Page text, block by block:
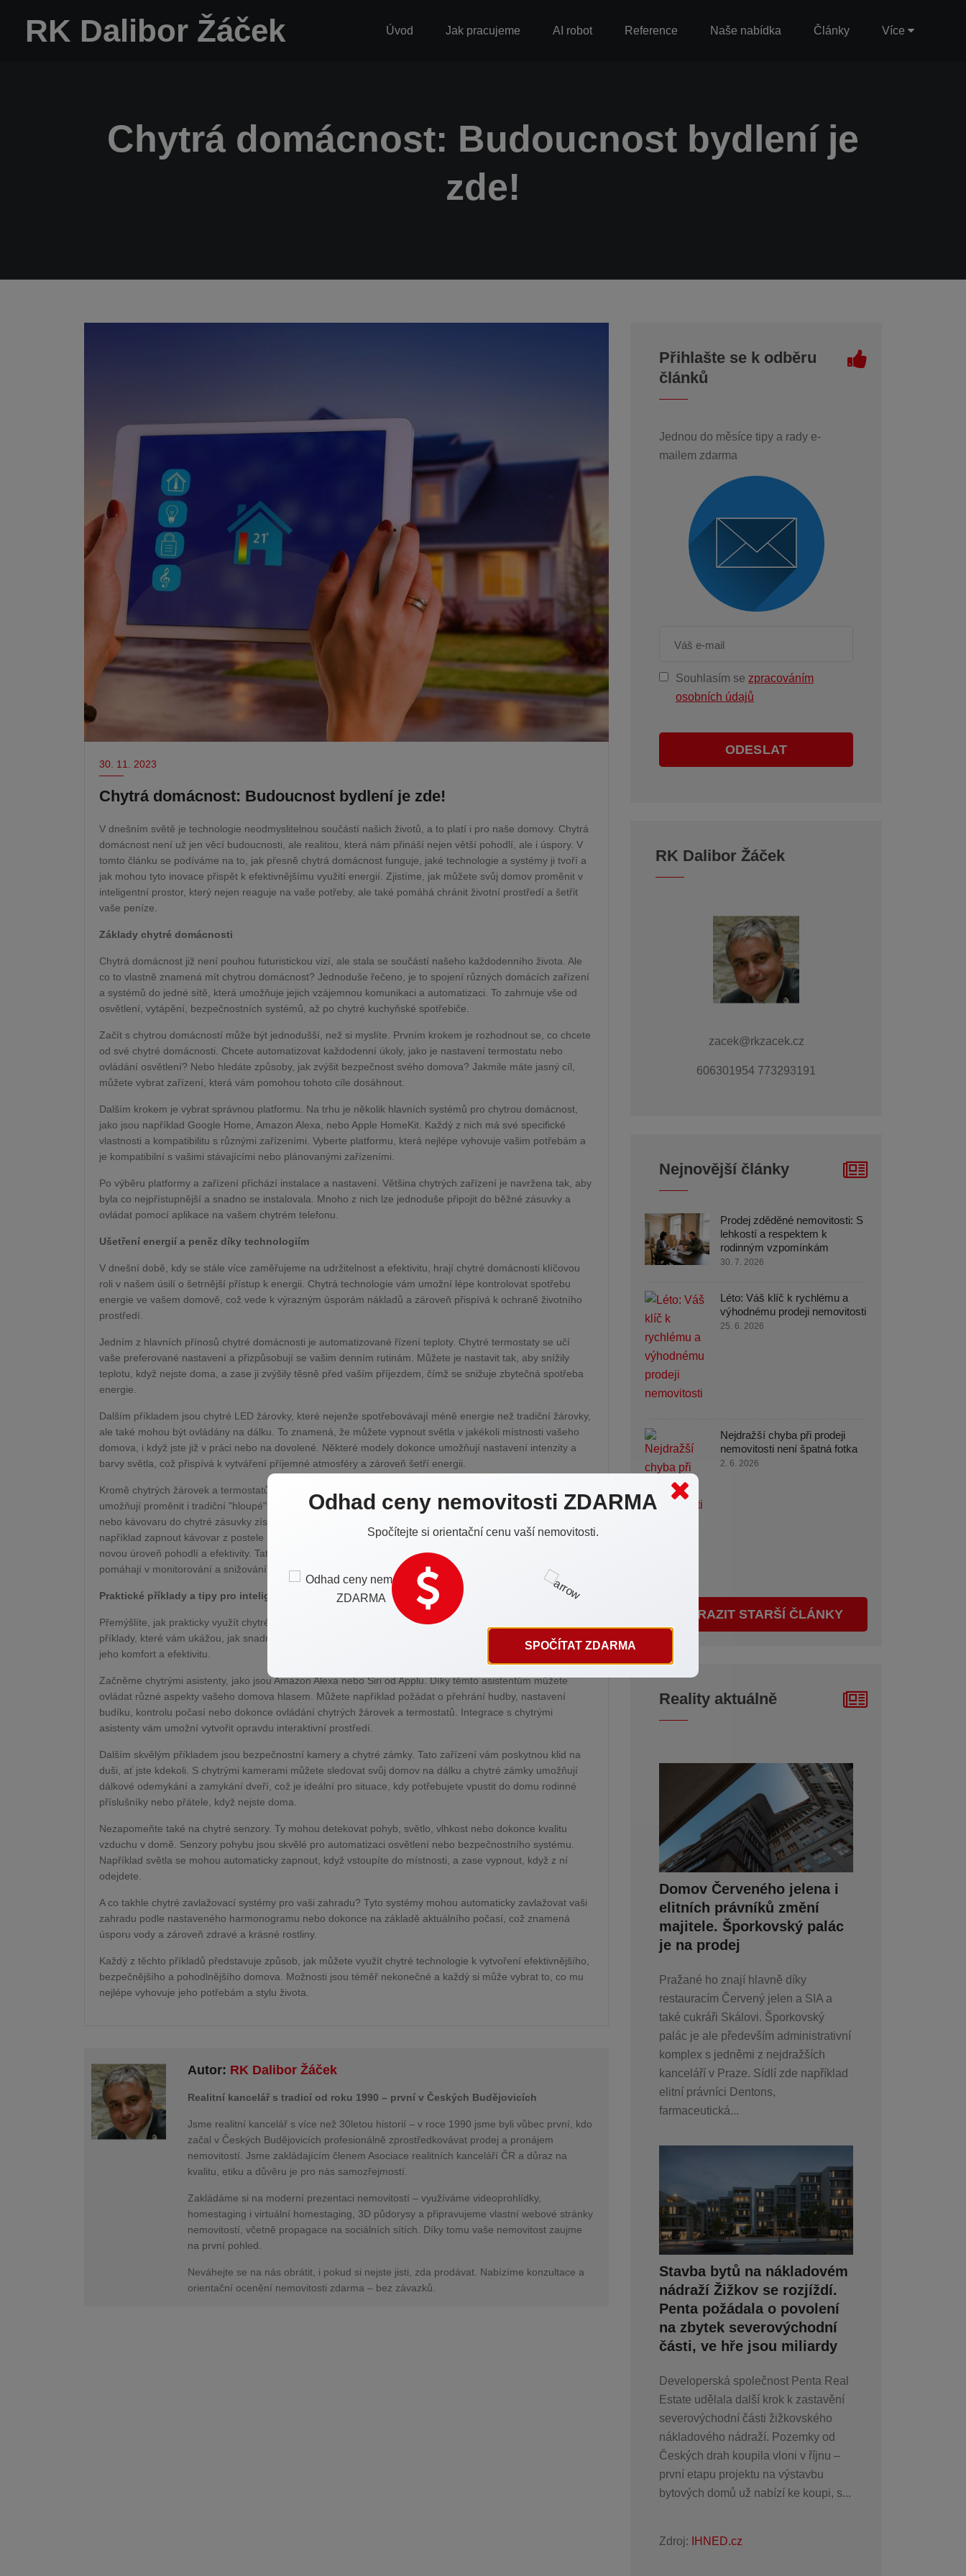
RK Dalibor Žáček Úvod Jak pracujeme AI robot Reference Naše nabídka Články Více
Chytrá domácnost: Budoucnost bydlení je
zde!
30. 11. 2023
Chytrá domácnost: Budoucnost bydlení je zde!
V dnešním světě je technologie neodmyslitelnou součástí našich životů, a to platí i pro naše domovy. Chytrá
domácnost není už jen věcí budoucnosti, ale realitou, která nám přináší nejen větší pohodlí, ale i úspory. V
tomto článku se podíváme na to, jak přesně chytrá domácnost funguje, jaké technologie a systémy ji tvoří a
jak mohou tyto inovace přispět k efektivnějšímu využití energií. Zjistíme, jak můžete svůj domov proměnit v
inteligentní prostor, který nejen reaguje na vaše potřeby, ale také pomáhá chránit životní prostředí a šetřit
vaše peníze.
Základy chytré domácnosti
Chytrá domácnost již není pouhou futuristickou vizí, ale stala se součástí našeho každodenního života. Ale
co to vlastně znamená mít chytrou domácnost? Jednoduše řečeno, je to spojení různých domácích zařízení
a systémů do jedné sítě, která umožňuje jejich vzájemnou komunikaci a automatizaci. To zahrnuje vše od
osvětlení, vytápění, bezpečnostních systémů, až po chytré kuchyňské spotřebiče.
Začít s chytrou domácností může být jednodušší, než si myslíte. Prvním krokem je rozhodnout se, co chcete
od své chytré domácnosti. Chcete automatizovat každodenní úkoly, jako je nastavení termostatu nebo
ovládání osvětlení? Nebo hledáte způsoby, jak zvýšit bezpečnost svého domova? Jakmile máte jasný cíl,
můžete vybrat zařízení, která vám pomohou tohoto cíle dosáhnout.
Dalším krokem je vybrat správnou platformu. Na trhu je několik hlavních systémů pro chytrou domácnost,
jako jsou například Google Home, Amazon Alexa, nebo Apple HomeKit. Každý z nich má své specifické
vlastnosti a kompatibilitu s různými zařízeními. Vyberte platformu, která nejlépe vyhovuje vašim potřebám a
je kompatibilní s vašimi stávajícími nebo plánovanými zařízeními.
Po výběru platformy a zařízení přichází instalace a nastavení. Většina chytrých zařízení je navržena tak, aby
byla co nejpřístupnější a snadno se instalovala. Mnoho z nich lze jednoduše připojit do běžné zásuvky a
ovládat pomocí aplikace na vašem chytrém telefonu.
Ušetření energií a peněz díky technologiím
V dnešní době, kdy se stále více zaměřujeme na udržitelnost a efektivitu, hrají chytré domácnosti klíčovou
roli v našem úsilí o šetrnější přístup k energii. Chytrá technologie vám umožní lépe kontrolovat spotřebu
energie ve vašem domově, což vede k výrazným úsporám nákladů a zároveň přispívá k ochraně životního
prostředí.
Jedním z hlavních přínosů chytré domácnosti je automatizované řízení teploty. Chytré termostaty se učí
vaše preferované nastavení a přizpůsobují se vašim denním rutinám. Můžete je nastavit tak, aby snížily
teplotu, když nejste doma, a zase ji zvýšily těsně před vaším příjezdem, čímž se snižuje zbytečná spotřeba
energie.
Dalším příkladem jsou chytré LED žárovky, které nejenže spotřebovávají méně energie než tradiční žárovky,
ale také mohou být ovládány na dálku. To znamená, že můžete vypnout světla v jakékoli místnosti vašeho
domova, i když jste již v práci nebo na dovolené. Některé modely dokonce umožňují nastavení intenzity a
barvy světla, což přispívá k vytváření příjemné atmosféry a zároveň šetří energii.
Kromě chytrých žárovek a termostatů jsou zde také chytré zásuvky, které přinášejí unikátní výhodu:
umožňují proměnit i tradiční "hloupé" spotřebiče v chytrá zařízení. Připojením například lampy, ventilátoru
nebo kávovaru do chytré zásuvky získávají tyto předměty schopnost být ovládány na dálku. Můžete
například zapnout kávovar z postele nebo vypnout ventilátor, když se splní určitá podmínka, což přináší
novou úroveň pohodlí a efektivity. Tato inteligentní řešení nejenže zvyšují komfort vašeho domova, ale také
pomáhají v monitorování a snižování spotřeby energie.
Praktické příklady a tipy pro inteligentní bydlení
Přemýšlíte, jak prakticky využít chytré technologie ve své domácnosti? Nechte se inspirovat několika
příklady, které vám ukážou, jak snadno můžete začlenit inteligentní prvky do vašeho domova a zvýšit tak
jeho komfort a efektivitu.
Začněme chytrými asistenty, jako jsou Amazon Alexa nebo Siri od Applu. Díky těmto asistentům můžete
ovládat různé aspekty vašeho domova hlasem. Můžete například požádat o přehrání hudby, nastavení
budíku, kontrolu počasí nebo dokonce ovládání chytrých žárovek a termostatů. Integrace s chytrými
asistenty vám umožní vytvořit opravdu interaktivní prostředí.
Dalším skvělým příkladem jsou bezpečnostní kamery a chytré zámky. Tato zařízení vám poskytnou klid na
duši, ať jste kdekoli. S chytrými kamerami můžete sledovat svůj domov na dálku a chytré zámky umožňují
dálkové odemykání a zamykání dveří, což je ideální pro situace, kdy potřebujete vpustit do domu rodinné
příslušníky nebo přátele, když nejste doma.
Nezapomeňte také na chytré senzory. Ty mohou detekovat pohyb, světlo, vlhkost nebo dokonce kvalitu
vzduchu v domě. Senzory pohybu jsou skvělé pro automatizaci osvětlení nebo bezpečnostního systému.
Například světla se mohou automaticky zapnout, když vstoupíte do místnosti, a zase vypnout, když z ní
odejdete.
A co takhle chytré zavlažovací systémy pro vaši zahradu? Tyto systémy mohou automaticky zavlažovat vaši
zahradu podle nastaveného harmonogramu nebo dokonce na základě aktuálního počasí, což znamená
úsporu vody a zároveň zdravé a krásné rostliny.
Každý z těchto příkladů představuje způsob, jak můžete využít chytré technologie k vytvoření efektivnějšího,
bezpečnějšího a pohodlnějšího domova. Možnosti jsou téměř nekonečné a každý si může vybrat to, co mu
nejlépe vyhovuje jeho potřebám a stylu života.
Autor: RK Dalibor Žáček
Realitní kancelář s tradicí od roku 1990 – první v Českých Budějovicích
Jsme realitní kancelář s více než 30letou historií – v roce 1990 jsme byli vůbec první, kdo
začal v Českých Budějovicích profesionálně zprostředkovávat prodej a pronájem
nemovitostí. Jsme zakládajícím členem Asociace realitních kanceláří ČR a důraz na
kvalitu, etiku a důvěru je pro nás samozřejmostí.
Zakládáme si na moderní prezentaci nemovitostí – využíváme videoprohlídky,
homestaging i virtuální homestaging, 3D půdorysy a připravujeme vlastní webové stránky
nemovitostí, včetně propagace na sociálních sítích. Díky tomu vaše nemovitost zaujme
na první pohled.
Neváhejte se na nás obrátit, i pokud si nejste jisti, zda prodávat. Nabízíme konzultace a
orientační ocenění nemovitosti zdarma – bez závazků.
Přihlašte se k odběru
článků
Jednou do měsíce tipy a rady e-
mailem zdarma
Souhlasím se zpracováním
osobních údajů
ODESLAT
RK Dalibor Žáček
zacek@rkzacek.cz
606301954 773293191
Nejnovější články
Prodej zděděné nemovitosti: S
lehkostí a respektem k
rodinným vzpomínkám
30. 7. 2026
Léto: Váš klíč k rychlému a
výhodnému prodeji nemovitosti
25. 6. 2026
Nejdražší chyba při prodeji
nemovitosti není špatná fotka
2. 6. 2026
ZOBRAZIT STARŠÍ ČLÁNKY
Reality aktuálně
Domov Červeného jelena i
elitních právníků změní
majitele. Šporkovský palác
je na prodej
Pražané ho znají hlavně díky
restauracím Červený jelen a SIA a
také cukráři Skálovi. Šporkovský
palác je ale především administrativní
komplex s jedněmi z nejdražších
kanceláří v Praze. Sídlí zde například
elitní právníci Dentons,
farmaceutická...
Stavba bytů na nákladovém
nádraží Žižkov se rozjíždí.
Penta požádala o povolení
na zbytek severovýchodní
části, ve hře jsou miliardy
Developerská společnost Penta Real
Estate udělala další krok k zastavění
severovýchodní části žižkovského
nákladového nádraží. Pozemky od
Českých drah koupila vloni v říjnu –
první etapu projektu na výstavbu
bytových domů už nabízí ke koupi, s...
Zdroj: IHNED.cz
Odhad ceny nemovitosti ZDARMA
Spočítejte si orientační cenu vaší nemovitosti.
SPOČÍTAT ZDARMA